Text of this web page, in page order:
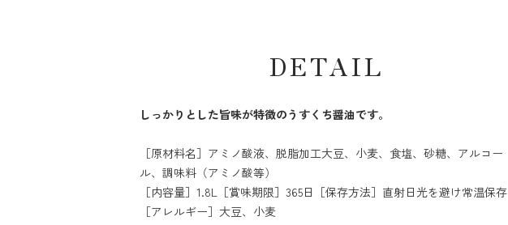
DETAIL
しっかりとした旨味が特徴のうすくち醤油です。
［原材料名］アミノ酸液、脱脂加工大豆、小麦、食塩、砂糖、アルコー
ル、調味料（アミノ酸等）
［内容量］1.8L［賞味期限］365日［保存方法］直射日光を避け常温保存
［アレルギー］大豆、小麦